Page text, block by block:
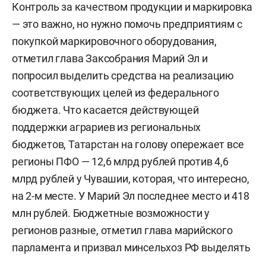
Контроль за качеством продукции и маркировка
— это важно, но нужно помочь предприятиям с
покупкой маркировочного оборудования,
отметил глава Заксобрания Марий Эл и
попросил выделить средства на реализацию
соответствующих целей из федерального
бюджета. Что касается действующей
поддержки аграриев из региональных
бюджетов, Татарстан на голову опережает все
регионы ПФО — 12,6 млрд рублей против 4,6
млрд рублей у Чувашии, которая, что интересно,
на 2-м месте. У Марий Эл последнее место и 418
млн рублей. Бюджетные возможности у
регионов разные, отметил глава марийского
парламента и призвал минсельхоз РФ выделять